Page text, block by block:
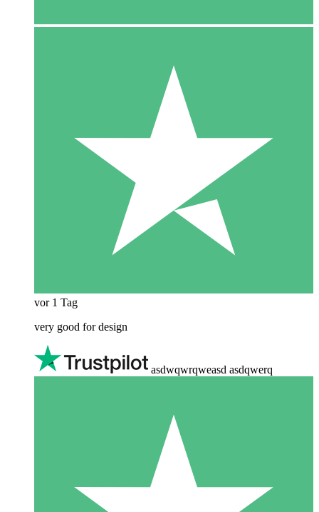
vor 1 Tag
very good for design
asdwqwrqweasd asdqwerq